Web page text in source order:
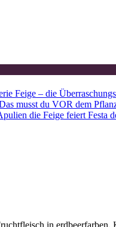
Feige – die
musst du VOR dem
Festa